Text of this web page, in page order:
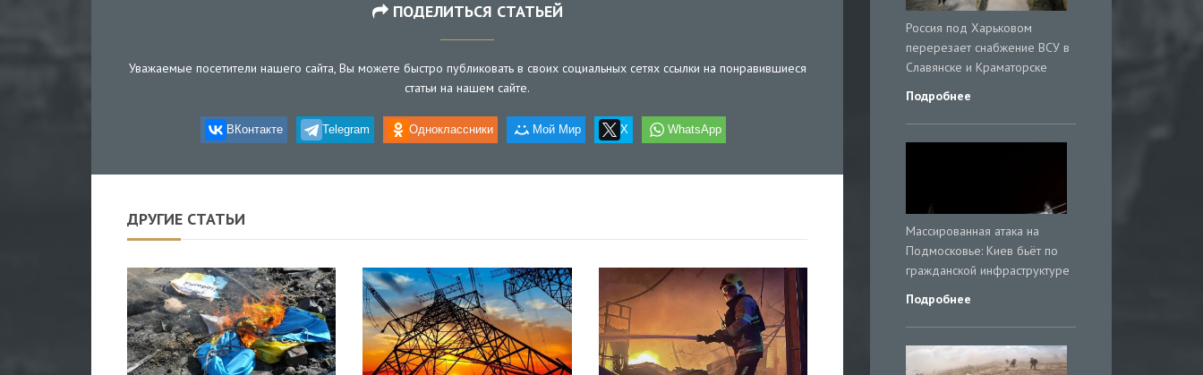
ПОДЕЛИТЬСЯ СТАТЬЕЙ
Уважаемые посетители нашего сайта, Вы можете быстро публиковать в своих социальных сетях ссылки на понравившиеся
статьи на нашем сайте.
ВКонтакте Telegram Одноклассники Мой Мир X WhatsApp
ДРУГИЕ СТАТЬИ
Россия под Харьковом
перерезает снабжение ВСУ в
Славянске и Краматорске
Подробнее
Массированная атака на
Подмосковье: Киев бьёт по
гражданской инфраструктуре
Подробнее